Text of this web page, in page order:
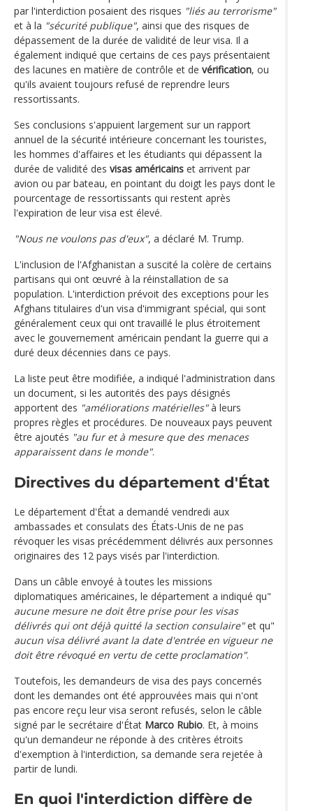
par l'interdiction posaient des risques "liés au terrorisme"
et à la "sécurité publique", ainsi que des risques de
dépassement de la durée de validité de leur visa. Il a
également indiqué que certains de ces pays présentaient
des lacunes en matière de contrôle et de vérification, ou
qu'ils avaient toujours refusé de reprendre leurs
ressortissants.
Ses conclusions s'appuient largement sur un rapport
annuel de la sécurité intérieure concernant les touristes,
les hommes d'affaires et les étudiants qui dépassent la
durée de validité des visas américains et arrivent par
avion ou par bateau, en pointant du doigt les pays dont le
pourcentage de ressortissants qui restent après
l'expiration de leur visa est élevé.
"Nous ne voulons pas d'eux", a déclaré M. Trump.
L'inclusion de l'Afghanistan a suscité la colère de certains
partisans qui ont œuvré à la réinstallation de sa
population. L'interdiction prévoit des exceptions pour les
Afghans titulaires d'un visa d'immigrant spécial, qui sont
généralement ceux qui ont travaillé le plus étroitement
avec le gouvernement américain pendant la guerre qui a
duré deux décennies dans ce pays.
La liste peut être modifiée, a indiqué l'administration dans
un document, si les autorités des pays désignés
apportent des "améliorations matérielles"à leurs
propres règles et procédures. De nouveaux pays peuvent
être ajoutés "au fur et à mesure que des menaces
apparaissent dans le monde".
Directives du département d'État
Le département d'État a demandé vendredi aux
ambassades et consulats des États-Unis de ne pas
révoquer les visas précédemment délivrés aux personnes
originaires des 12 pays visés par l'interdiction.
Dans un câble envoyé à toutes les missions
diplomatiques américaines, le département a indiqué qu"
aucune mesure ne doit être prise pour les visas
délivrés qui ont déjà quitté la section consulaire"et qu"
aucun visa délivré avant la date d'entrée en vigueur ne
doit être révoqué en vertu de cette proclamation".
Toutefois, les demandeurs de visa des pays concernés
dont les demandes ont été approuvées mais qui n'ont
pas encore reçu leur visa seront refusés, selon le câble
signé par le secrétaire d'État Marco Rubio. Et, à moins
qu'un demandeur ne réponde à des critères étroits
d'exemption à l'interdiction, sa demande sera rejetée à
partir de lundi.
En quoi l'interdiction diffère de